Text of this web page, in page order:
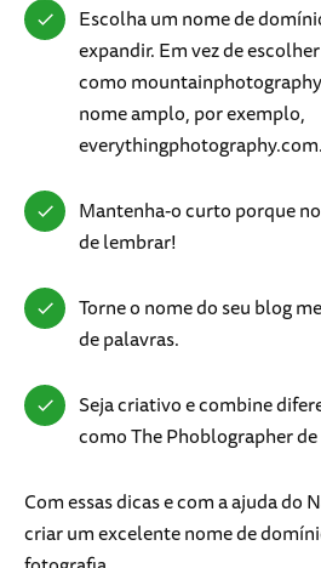
Escolha um nome de
expandir. Em vez de
como
nome amplo, por exemplo,
everythingphotography.com.
Mantenha-o curto porque
de lembrar!
Torne o nome do seu blog
de palavras.
Seja criativo e combine
como The Phoblographer
Com essas dicas e com a ajuda do
criar um excelente nome de